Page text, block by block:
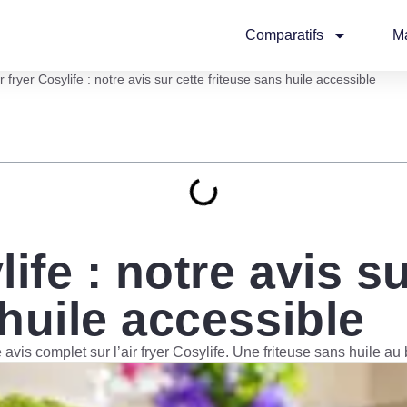
Comparatifs
fryer Cosylife : notre avis sur cette friteuse sans huile accessible
: notre avis
accessible
complet sur l’air fryer Cosylife. Une friteuse sans huile